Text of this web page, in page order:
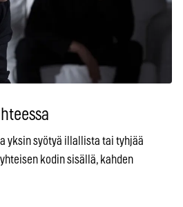
yksin syötyä illallista tai tyhjää
kodin sisällä, kahden